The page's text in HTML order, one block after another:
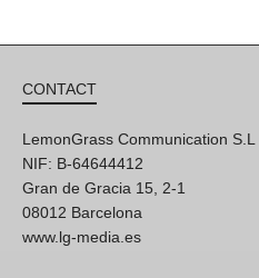
CONTACT
LemonGrass Communication S.L
NIF: B-64644412
Gran de Gracia 15, 2-1
08012 Barcelona
www.lg-media.es